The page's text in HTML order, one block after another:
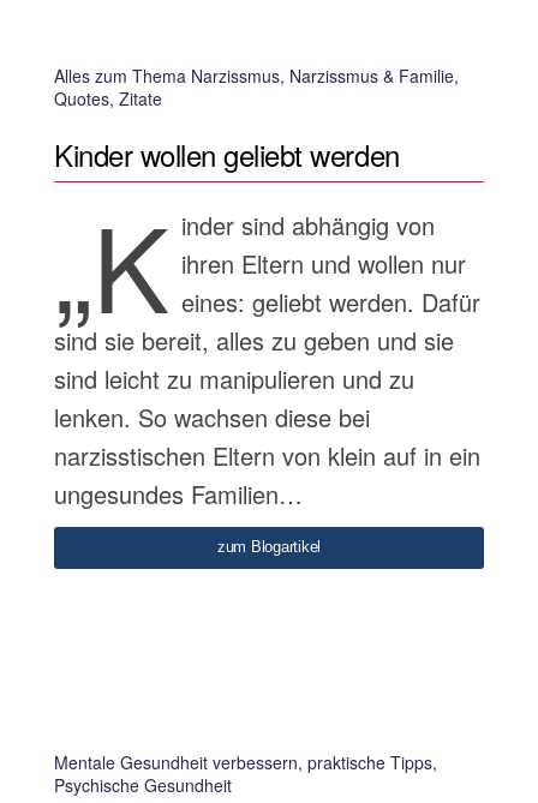
Alles zum Thema Narzissmus, Narzissmus & Familie,
Quotes, Zitate
Kinder wollen geliebt werden
„K inder sind abhängig von
ihren Eltern und wollen nur
eines: geliebt werden. Dafür
sind sie bereit, alles zu geben und sie
sind leicht zu manipulieren und zu
lenken. So wachsen diese bei
narzisstischen Eltern von klein auf in ein
ungesundes Familien…
zum Blogartikel
Mentale Gesundheit verbessern, praktische Tipps,
Psychische Gesundheit